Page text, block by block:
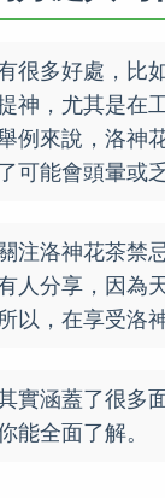
很多好處，比
神，尤其是在
例來說，洛神
可能會頭暈或乏
注洛神花茶禁
人分享，因為
以，在享受洛
實涵蓋了很多
能全面了解。